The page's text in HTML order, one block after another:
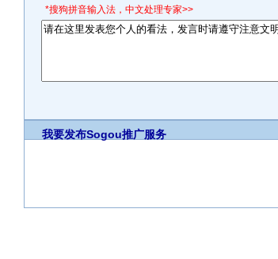
*搜狗拼音输入法，中文处理专家>>
我要发布Sogou推广服务